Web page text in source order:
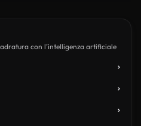
con l’intelligenza artificiale